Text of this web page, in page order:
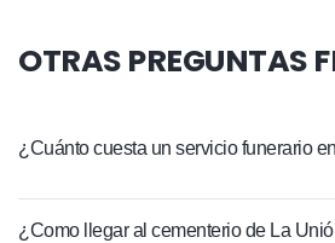
OTRAS PREGUNTAS
¿Cuánto cuesta un servicio funerario
¿Como llegar al cementerio de La